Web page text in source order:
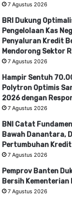
7 Agustus 2026
BRI Dukung
Pengelolaan Kas
Penyaluran Kredit
Mendorong Sektor
7 Agustus 2026
Hampir Sentuh
Polytron Optimis
2026 dengan
7 Agustus 2026
BNI Catat
Bawah Danantara,
Pertumbuhan
7 Agustus 2026
Pemprov Banten
Bersih Kementerian
7 Agustus 2026